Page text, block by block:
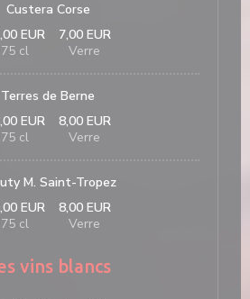
Custera Corse
EUR
75 cl
7,00 EUR
Verre
Terres de Berne
EUR
75 cl
8,00 EUR
Verre
M. Saint-Tropez
EUR
75 cl
8,00 EUR
Verre
vins blancs